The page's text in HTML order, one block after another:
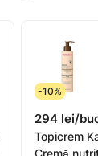
-10%
294 lei/
Topicrem
Cremă